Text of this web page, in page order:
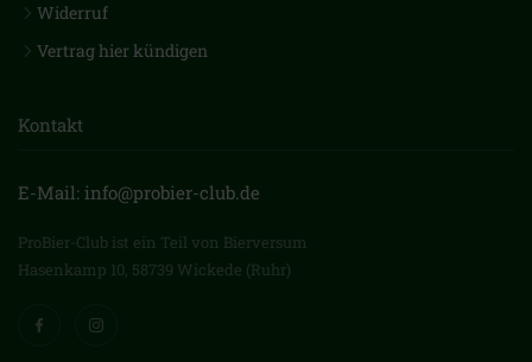
Widerruf
Vertrag hier kündigen
Kontakt
E-Mail: info@probier-club.de
ProBier-Club ist ein Teil von Bierversum
Hasenkamp 10, 58739 Wickede (Ruhr)